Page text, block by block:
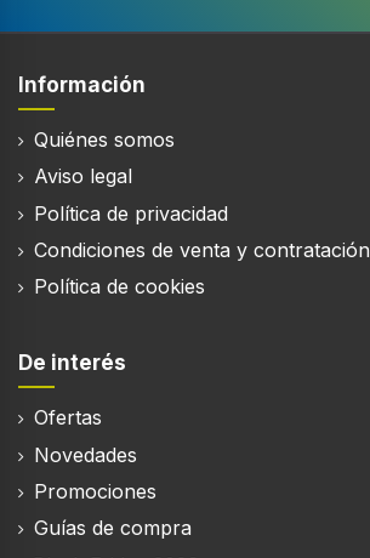
Información
Quiénes somos
Aviso legal
Política de privacidad
Condiciones de venta y contratación
Política de cookies
De interés
Ofertas
Novedades
Promociones
Guías de compra